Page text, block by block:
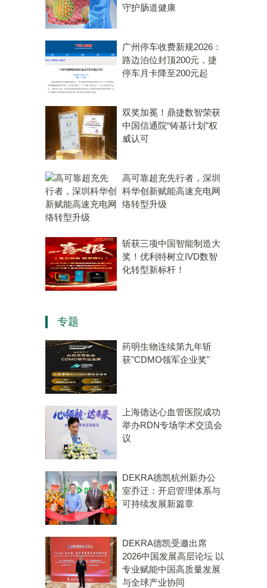
守护肠道健康
广州停车收费新规2026：
路边泊位封顶200元，捷
停车月卡降至200元起
双奖加冕！鼎捷数智荣获
中国信通院“铸基计划”权
威认可
高可靠超充先行者，深圳
科华创新赋能高速充电网
络转型升级
斩获三项中国智能制造大
奖！优利特树立IVD数智
化转型新标杆！
专题
药明生物连续第九年斩
获"CDMO领军企业奖"
上海德达心血管医院成功
举办RDN专场学术交流会
议
DEKRA德凯杭州新办公
室乔迁：开启管理体系与
可持续发展新篇章
DEKRA德凯受邀出席
2026中国发展高层论坛 以
专业赋能中国高质量发展
与全球产业协同